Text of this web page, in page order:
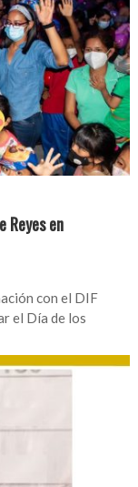
Reyes en
con el DIF
el Día de los